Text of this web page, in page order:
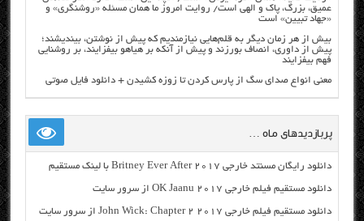
عمیق، بزرگ، پاک و الهی است/ روایت امروز ما همان مسئله «روشنگری» و
«جهاد تبیین» است
بیش از هر زمان دیگر به قلم‌هایی نیازمندیم که پیش از نوشتن، بیندیشند؛
پیش از داوری، انصاف بورزند و پیش از آنکه بر هیاهو بیفزایند، بر روشنایی
فهم بیفزایند
معنی انواع صدای سگ از پارس کردن تا زوزه کشیدن + دانلود فایل صوتی
پربازدیدهای ماه …
دانلود رایگان مسنتد خارجی Britney Ever After 2017 با لینک مستقیم
دانلود مستقیم فیلم خارجی OK Jaanu 2017 از سرور سایت
دانلود مستقیم فیلم خارجی John Wick: Chapter 2 2017 از سرور سایت